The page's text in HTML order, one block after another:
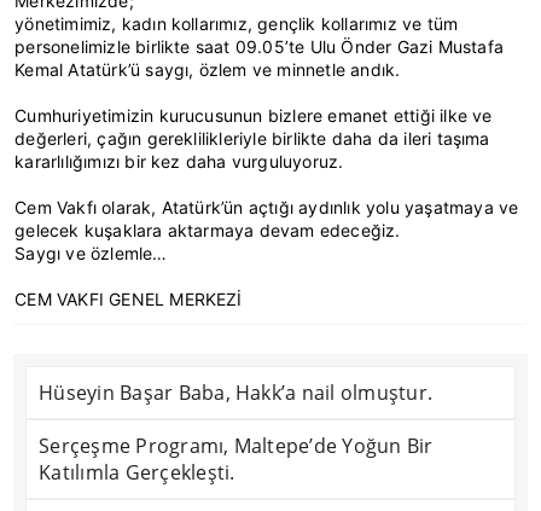
yönetimimiz, kadın kollarımız, gençlik kollarımız ve tüm
personelimizle birlikte saat 09.05’te Ulu Önder Gazi Mustafa
Kemal Atatürk’ü saygı, özlem ve minnetle andık.
Cumhuriyetimizin kurucusunun bizlere emanet ettiği ilke ve
değerleri, çağın gereklilikleriyle birlikte daha da ileri taşıma
kararlılığımızı bir kez daha vurguluyoruz.
Cem Vakfı olarak, Atatürk’ün açtığı aydınlık yolu yaşatmaya ve
gelecek kuşaklara aktarmaya devam edeceğiz.
Saygı ve özlemle…
CEM VAKFI GENEL MERKEZİ
Hüseyin Başar Baba, Hakk’a nail olmuştur.
Serçeşme Programı, Maltepe’de Yoğun Bir
Katılımla Gerçekleşti.